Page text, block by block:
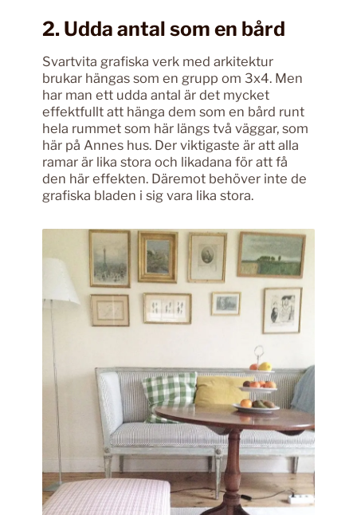
2. Udda antal som en bård
Svartvita grafiska verk med arkitektur
brukar hängas som en grupp om 3x4. Men
har man ett udda antal är det mycket
effektfullt att hänga dem som en bård runt
hela rummet som här längs två väggar, som
här på Annes hus. Der viktigaste är att alla
ramar är lika stora och likadana för att få
den här effekten. Däremot behöver inte de
grafiska bladen i sig vara lika stora.